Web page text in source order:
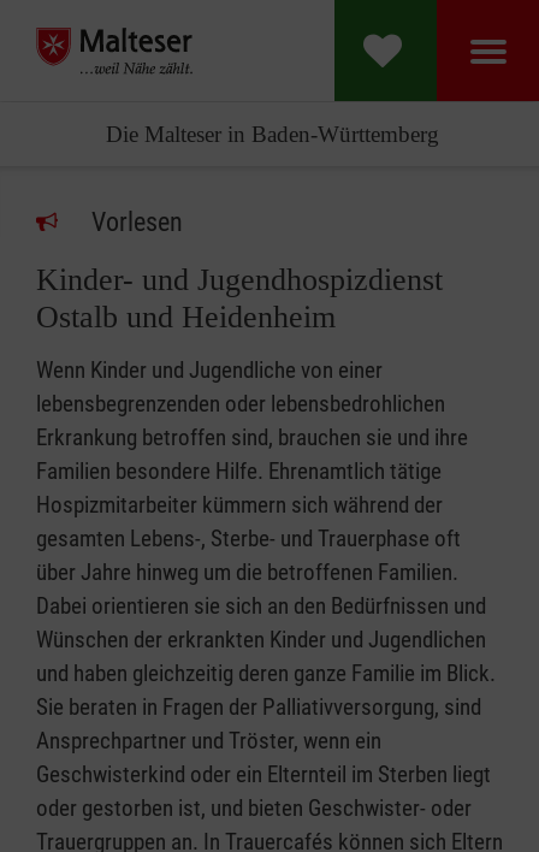
Die Malteser in Baden-Württemberg
Vorlesen
Kinder- und Jugendhospizdienst
Ostalb und Heidenheim
Wenn Kinder und Jugendliche von einer
lebensbegrenzenden oder lebensbedrohlichen
Erkrankung betroffen sind, brauchen sie und ihre
Familien besondere Hilfe. Ehrenamtlich tätige
Hospizmitarbeiter kümmern sich während der
gesamten Lebens-, Sterbe- und Trauerphase oft
über Jahre hinweg um die betroffenen Familien.
Dabei orientieren sie sich an den Bedürfnissen und
Wünschen der erkrankten Kinder und Jugendlichen
und haben gleichzeitig deren ganze Familie im Blick.
Sie beraten in Fragen der Palliativversorgung, sind
Ansprechpartner und Tröster, wenn ein
Geschwisterkind oder ein Elternteil im Sterben liegt
oder gestorben ist, und bieten Geschwister- oder
Trauergruppen an. In Trauercafés können sich Eltern